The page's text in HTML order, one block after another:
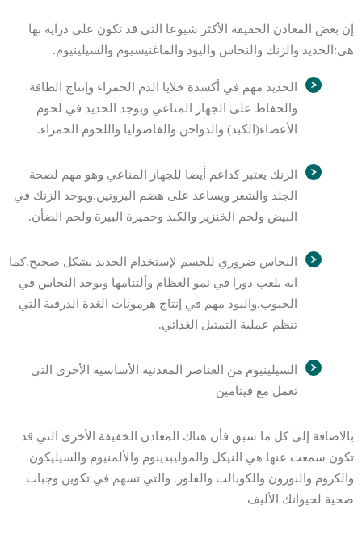
إن بعض المعادن الخفيفة الأكثر شيوعا التي قد تكون على دراية بها
هي:الحديد والزنك والنحاس واليود والماغنيسيوم والسيلينيوم.
الحديد مهم في أكسدة خلايا الدم الحمراء وإنتاج الطاقة
والحفاظ على الجهاز المناعي ويوجد الحديد في لحوم
الأعضاء(الكبد) والدواجن والفاصوليا واللحوم الحمراء.
الزنك يعتبر كداعم أيضا للجهاز المناعي وهو مهم لصحة
الجلد والشعر ويساعد على هضم البروتين.ويوجد الزنك في
البيض ولحم الخنزير والكبد وخميرة البيرة ولحم الضأن.
النحاس ضروري للجسم لإستخدام الحديد بشكل صحيح.كما
انه يلعب دورا في نمو العظام وألتئامها ويوجد النحاس في
الحبوب.واليود مهم في إنتاج هرمونات الغدة الدرقية التي
تنظم عملية التمثيل الغذائي.
السيلينيوم من العناصر المعدنية الأساسية الأخرى التي
تعمل مع فيتامين
بالاضافة إلى كل ما سبق فأن هناك المعادن الخفيفة الأخرى التي قد
تكون سمعت عنها هي النيكل والموليبدينوم والألمنيوم والسيليكون
والكروم والبورون والكوبالت والفلور. والتي تسهم في تكوين وجبات
صحية لحيوانك الأليف